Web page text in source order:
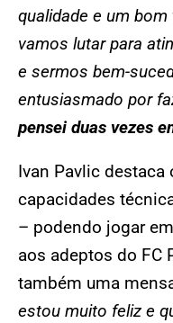
qualidade e um
vamos lutar para
e sermos bem-
entusiasmado por
pensei duas vezes
Ivan Pavlic destaca
capacidades
– podendo jogar
aos adeptos do FC
também uma
estou muito feliz e